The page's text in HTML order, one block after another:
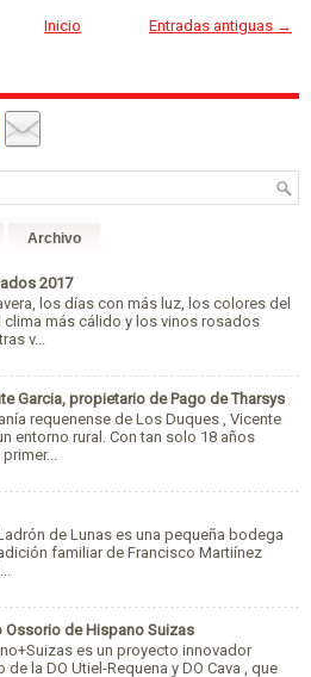
Entradas antiguas →
Inicio
Archivo
2017
los días con más luz, los colores del
más cálido y los vinos rosados
v...
Garcia, propietario de Pago de Tharsys
requenense de Los Duques , Vicente
entorno rural. Con tan solo 18 años
de Lunas es una pequeña bodega
familiar de Francisco Martiínez
Ossorio de Hispano Suizas
es un proyecto innovador
la DO Utiel-Requena y DO Cava , que